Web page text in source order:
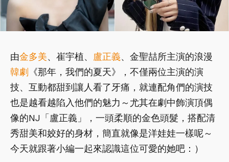
由金多美、崔宇植、 盧正義、金聖喆所主演的浪漫
韓劇
《那年，我們的夏天》，不僅兩位主演的演
技、互動都甜到讓人看了牙痛，就連配角們的演技
也是越看越陷入他們的魅力～尤其在劇中飾演頂偶
像的NJ「盧正義」，一頭柔順的金色頭髮，搭配清
秀甜美和姣好的身材，簡直就像是洋娃娃一樣呢～
今天就跟著小編一起來認識這位可愛的她吧：）